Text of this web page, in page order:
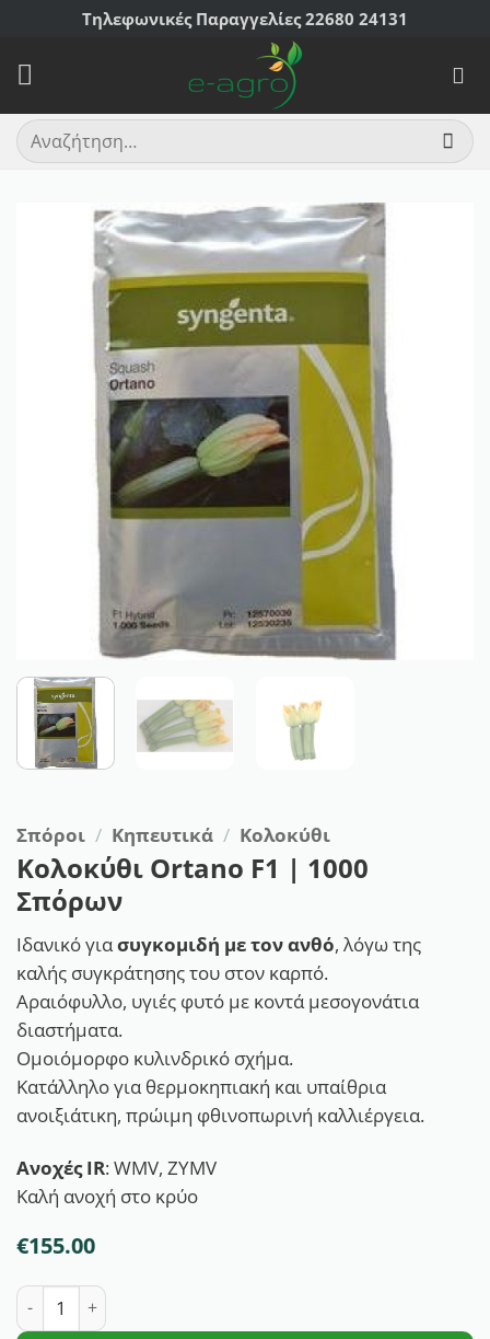
Μετάβαση
περιεχόμενο
Τηλεφωνικές Παραγγελίες 22680 24131
Αναζήτηση
για:
Σπόροι / Κηπευτικά / Κολοκύθι
Κολοκύθι Ortano F1 | 1000
Σπόρων
Ιδανικό γιασυγκομιδή με τον ανθό, λόγω της
καλής συγκράτησης του στον καρπό.
Αραιόφυλλο, υγιές φυτό με κοντά μεσογονάτια
διαστήματα.
Ομοιόμορφο κυλινδρικό σχήμα.
Κατάλληλο για θερμοκηπιακή και υπαίθρια
ανοιξιάτικη, πρώιμη φθινοπωρινή καλλιέργεια.
Ανοχές IR: WMV, ZYMV
Καλή ανοχή στο κρύο
€155.00
Κολοκύθι Ortano F1 | 1000 Σπόρων ποσότητα